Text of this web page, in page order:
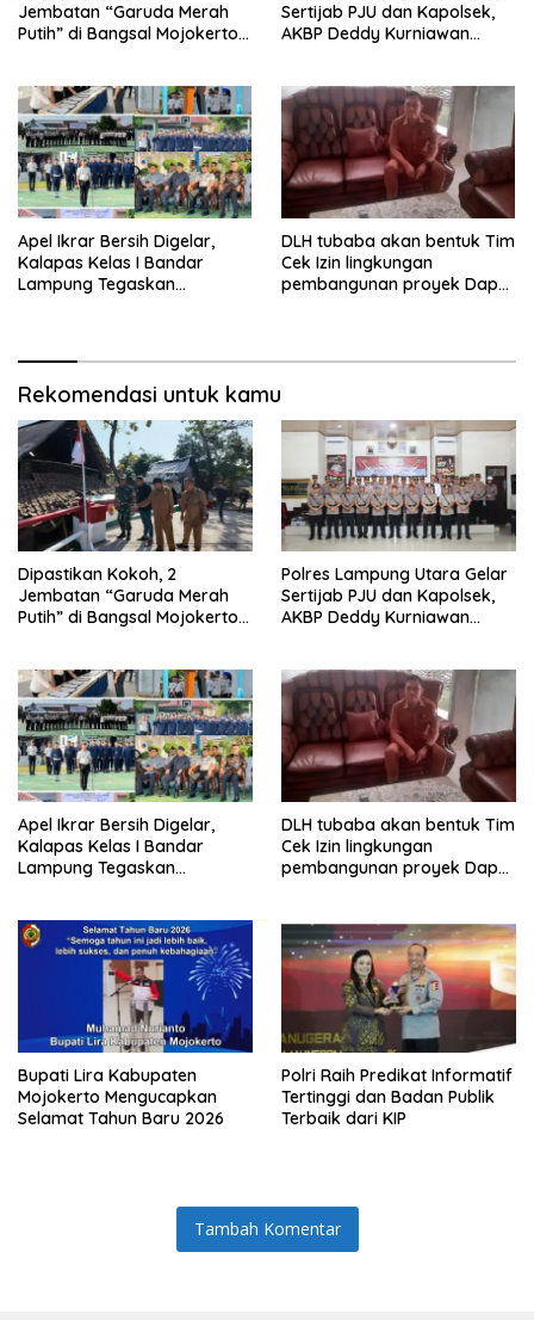
Jembatan “Garuda Merah
Putih” di Bangsal Mojokerto
Sertijab PJU dan Kapolsek,
AKBP Deddy Kurniawan
Apel Ikrar Bersih Digelar,
Kalapas Kelas I Bandar
Lampung Tegaskan
DLH tubaba akan bentuk Tim
Cek Izin lingkungan
pembangunan proyek Dapur
Rekomendasi untuk kamu
Dipastikan Kokoh, 2
Jembatan “Garuda Merah
Putih” di Bangsal Mojokerto
Polres Lampung Utara Gelar
Sertijab PJU dan Kapolsek,
AKBP Deddy Kurniawan
Apel Ikrar Bersih Digelar,
Kalapas Kelas I Bandar
Lampung Tegaskan
DLH tubaba akan bentuk Tim
Cek Izin lingkungan
pembangunan proyek Dapur
Bupati Lira Kabupaten
Mojokerto Mengucapkan
Selamat Tahun Baru 2026
Polri Raih Predikat Informatif
Tertinggi dan Badan Publik
Terbaik dari KIP
Tambah Komentar